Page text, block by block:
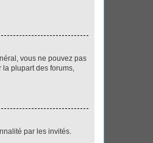
vous ne pouvez pas
la plupart des forums,
par les invités.